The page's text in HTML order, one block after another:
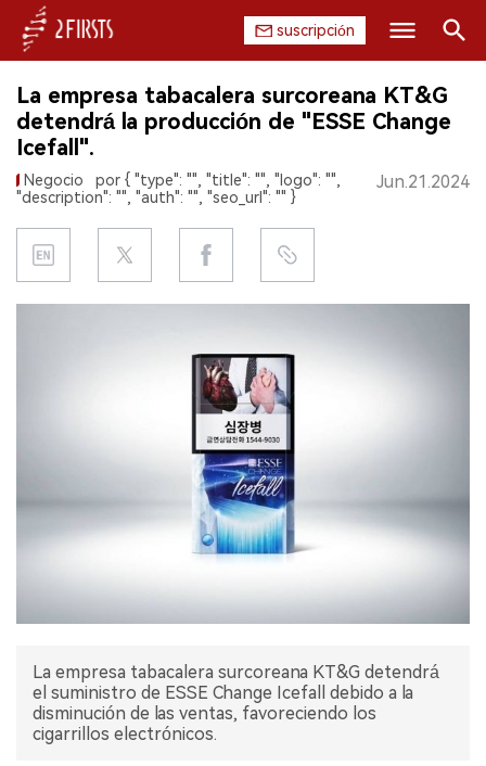
suscripción
INICIO
EMPRESA
REGULACIÓN
Buscar
La empresa tabacalera surcoreana KT&G
detendrá la producción de "ESSE Change
Icefall".
Negocio
por { "type": "", "title": "", "logo": "",
"description": "", "auth": "", "seo_url": "" }
Jun.21.2024
La empresa tabacalera surcoreana KT&G detendrá
el suministro de ESSE Change Icefall debido a la
disminución de las ventas, favoreciendo los
cigarrillos electrónicos.